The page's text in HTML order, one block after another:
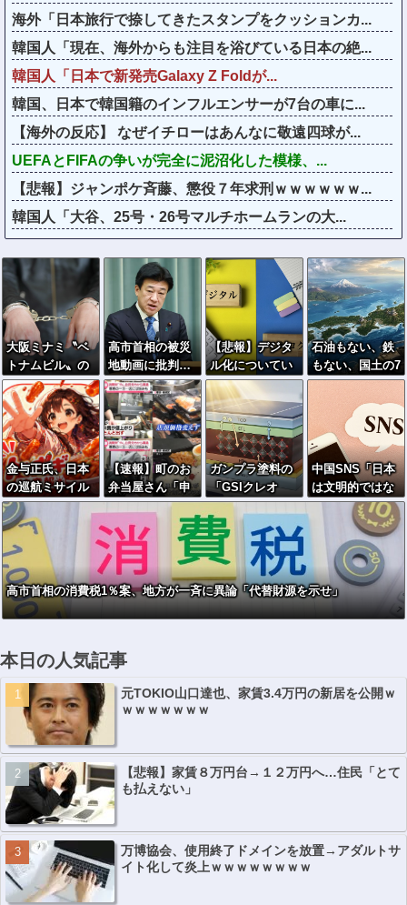
海外「日本旅行で捺してきたスタンプをクッションカ...
韓国人「現在、海外からも注目を浴びている日本の絶...
韓国人「日本で新発売Galaxy Z Foldが...
韓国、日本で韓国籍のインフルエンサーが7台の車に...
【海外の反応】 なぜイチローはあんなに敬遠四球が...
UEFAとFIFAの争いが完全に泥沼化した模様、...
【悲報】ジャンポケ斉藤、懲役７年求刑ｗｗｗｗｗｗ...
韓国人「大谷、25号・26号マルチホームランの大...
大阪ミナミ〝ベ
トナムビル〟の
カラオケVIPル
ームで覚醒剤所
持、ベトナム国
籍８人逮捕
高市首相の被災
地動画に批判…
木原官房長官
「BGMも情報発
信の一つ」
【悲報】デジタ
ル化についてい
けない人たち、
ガチで社会から
取り残され始め
る
石油もない、鉄
もない、国土の7
割は山…それで
も日本が世界屈
指の経済大国に
なれた「勤勉
さ」以外の勝
因！
金与正氏、日本
の巡航ミサイル
試射に反発＝
「軍事的対応」
取る
【速報】町のお
弁当屋さん「申
し訳ないが消費
税1%になったら
その分商品代を
値上げするわ」
「うちも！」
ガンプラ塗料の
「GSIクレオ
ス」が挑む次世
代太陽電池…ペ
ロブスカイトの
対抗馬か！
中国SNS「日本
は文明的ではな
い」→“監視社
会”論が大論争に
ｗｗｗ
高市首相の消費税1％案、地方が一斉に異論「代替財源を示せ」
本日の人気記事
元TOKIO山口達也、家賃3.4万円の新居を公開ｗ
ｗｗｗｗｗｗｗ
【悲報】家賃８万円台→１２万円へ…住民「とて
も払えない」
万博協会、使用終了ドメインを放置→アダルトサ
イト化して炎上ｗｗｗｗｗｗｗｗ